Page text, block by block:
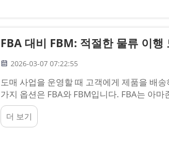
FBA 대비 FBM: 적절한 물류 이행
2026-03-07 07:22:55
도매 사업을 운영할 때 고객에게 제품을 배
가지 옵션은 FBA와 FBM입니다. FBA는 아
판매자 이행(Fulfilled by Merchant)을 뜻합니
더 보기